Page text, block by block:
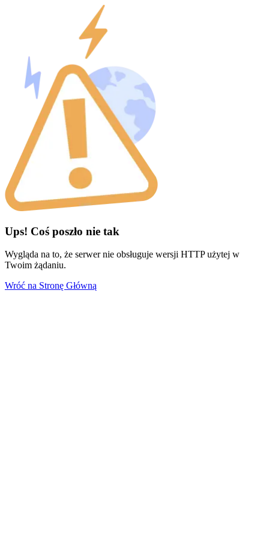
Ups! Coś poszło nie tak
Wygląda na to, że serwer nie obsługuje wersji HTTP użytej w
Twoim żądaniu.
Wróć na Stronę Główną